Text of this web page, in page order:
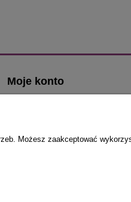
Moje konto
Przechowalnia
Możesz zaakceptować